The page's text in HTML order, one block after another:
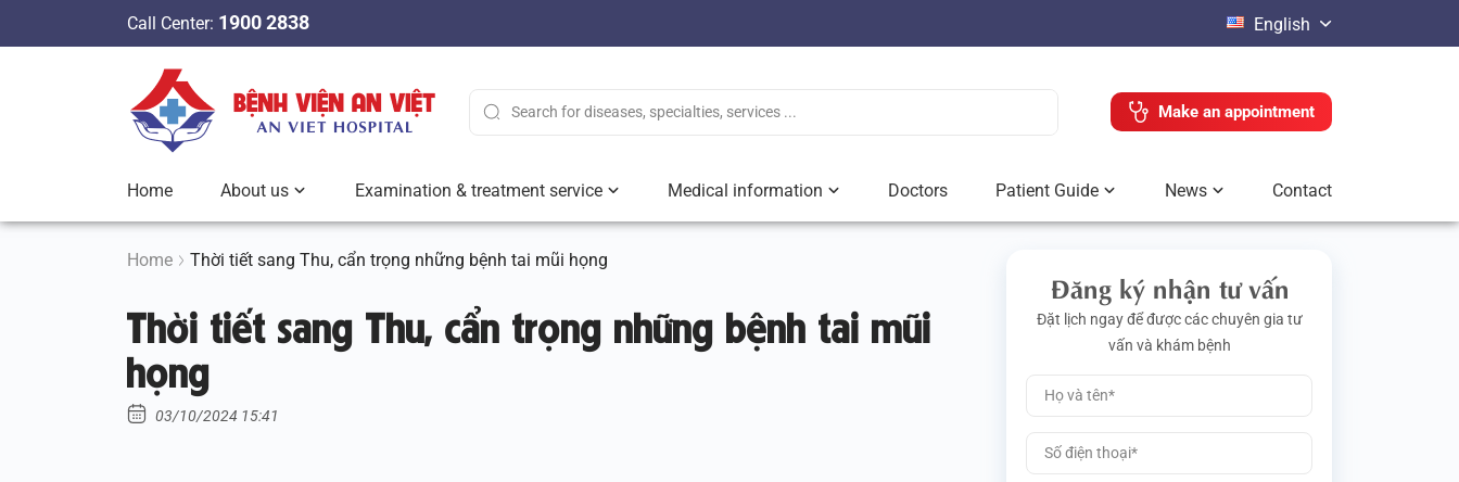
n
Call Center: 1900 2838 English
Make an appointment
Home About us Examination & treatment service Medical information Doctors Patient Guide News Contact
Home Thời tiết sang Thu, cẩn trọng những bệnh tai mũi họng
Thời tiết sang Thu, cẩn trọng những bệnh tai mũi
họng
03/10/2024 15:41
Đăng ký nhận tư vấn
Đặt lịch ngay để được các chuyên gia tư
vấn và khám bệnh